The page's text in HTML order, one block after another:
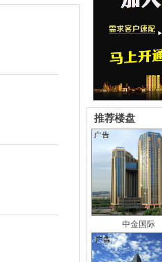
推荐楼盘
中金国际